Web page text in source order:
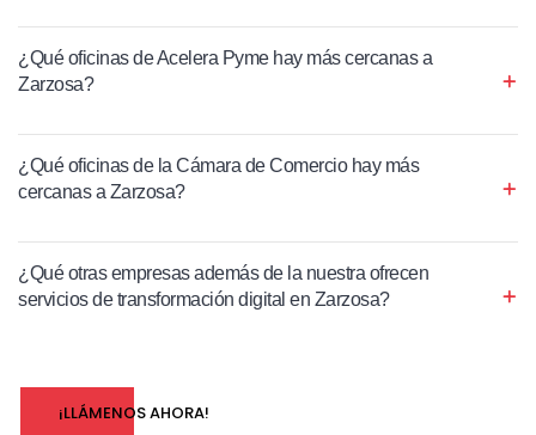
¿Qué oficinas de Acelera Pyme hay más cercanas a
Zarzosa?
¿Qué oficinas de la Cámara de Comercio hay más
cercanas a Zarzosa?
¿Qué otras empresas además de la nuestra ofrecen
servicios de transformación digital en Zarzosa?
¡LLÁMENOS AHORA!